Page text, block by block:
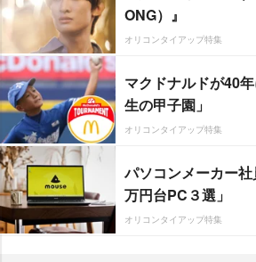
ONG）』
オリコンタイアップ特集
マクドナルドが40
生の甲子園」
オリコンタイアップ特集
パソコンメーカー
万円台PC３選」
オリコンタイアップ特集